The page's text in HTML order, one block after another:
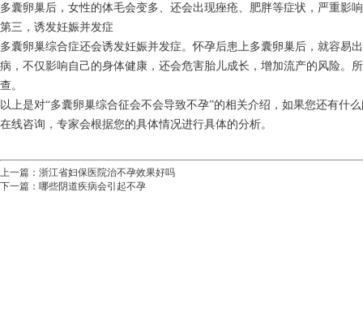
多囊卵巢后，女性的体毛会变多、还会出现痤疮、肥胖等症状，严重影
第三，诱发妊娠并发症
多囊卵巢综合症还会诱发妊娠并发症。怀孕后患上多囊卵巢后，就容易
病，不仅影响自己的身体健康，还会危害胎儿成长，增加流产的风险。
查。
以上是对“多囊卵巢综合征会不会导致不孕”的相关介绍，如果您还有什
在线咨询，专家会根据您的具体情况进行具体的分析。
上一篇： 浙江省妇保医院治不孕效果好吗
下一篇： 哪些阴道疾病会引起不孕